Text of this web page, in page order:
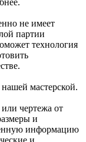
не имеет
партии
технология
мастерской.
или чертежа от
и
информацию
и